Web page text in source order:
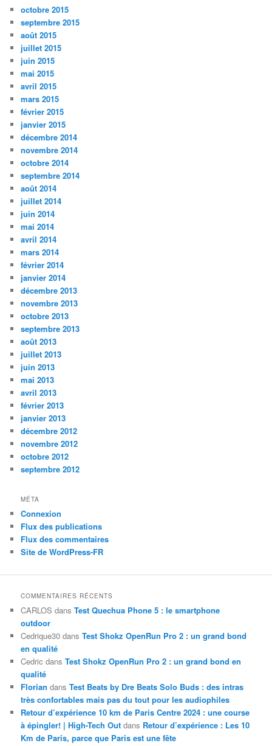
octobre 2015
septembre 2015
août 2015
juillet 2015
juin 2015
mai 2015
avril 2015
mars 2015
février 2015
janvier 2015
décembre 2014
novembre 2014
octobre 2014
septembre 2014
août 2014
juillet 2014
juin 2014
mai 2014
avril 2014
mars 2014
février 2014
janvier 2014
décembre 2013
novembre 2013
octobre 2013
septembre 2013
août 2013
juillet 2013
juin 2013
mai 2013
avril 2013
février 2013
janvier 2013
décembre 2012
novembre 2012
octobre 2012
septembre 2012
MÉTA
Connexion
Flux des publications
Flux des commentaires
Site de WordPress-FR
COMMENTAIRES RÉCENTS
CARLOS dansTest Quechua Phone 5 : le smartphone
outdoor
Cedrique30 dansTest Shokz OpenRun Pro 2 : un grand bond
en qualité
Cedric dansTest Shokz OpenRun Pro 2 : un grand bond en
qualité
Florian dansTest Beats by Dre Beats Solo Buds : des intras
très confortables mais pas du tout pour les audiophiles
Retour d’expérience 10 km de Paris Centre 2024 : une course
à épingler! | High-Tech Out dans Retour d’expérience : Les 10
Km de Paris, parce que Paris est une fête